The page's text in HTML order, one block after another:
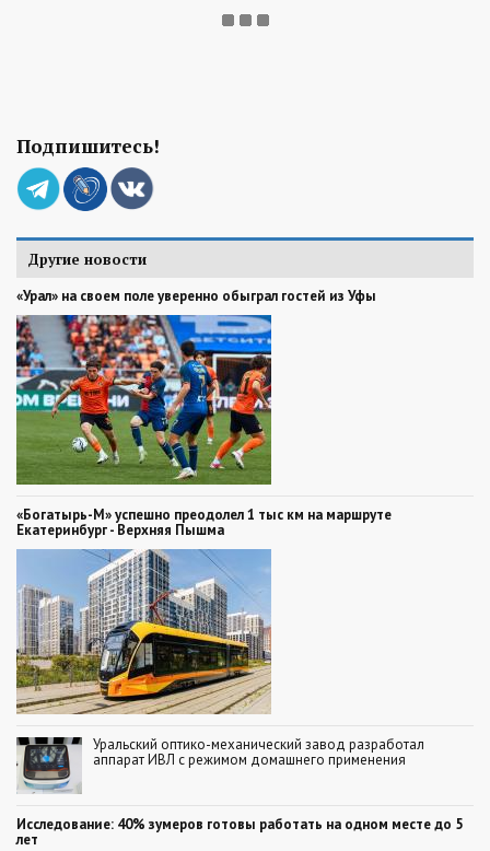
Подпишитесь!
Другие новости
«Урал» на своем поле уверенно обыграл гостей из Уфы
«Богатырь-М» успешно преодолел 1 тыс км на маршруте
Екатеринбург - Верхняя Пышма
Уральский оптико-механический завод разработал
аппарат ИВЛ с режимом домашнего применения
Исследование: 40% зумеров готовы работать на одном месте до 5
лет